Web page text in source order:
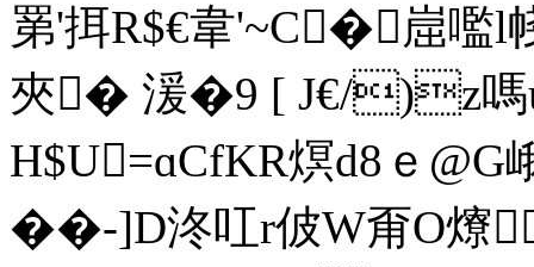
罤'挕R$€韋'~C�崫
夾� 湲�9 [ J€/)z嗎
H$U=ɑCfKR熐d8ｅ
� �-]D泈叿r佊W甭O